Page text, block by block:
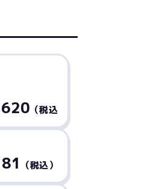
（税込
（税込）